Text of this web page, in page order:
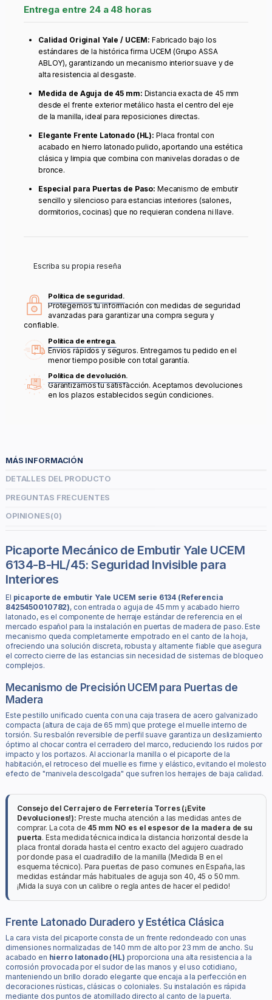
Entrega entre 24 a 48 horas
Calidad Original Yale / UCEM: Fabricado bajo los
estándares de la histórica firma UCEM (Grupo ASSA
ABLOY), garantizando un mecanismo interior suave y de
alta resistencia al desgaste.
Medida de Aguja de 45 mm: Distancia exacta de 45 mm
desde el frente exterior metálico hasta el centro del eje
de la manilla, ideal para reposiciones directas.
Elegante Frente Latonado (HL): Placa frontal con
acabado en hierro latonado pulido, aportando una estética
clásica y limpia que combina con manivelas doradas o de
bronce.
Especial para Puertas de Paso: Mecanismo de embutir
sencillo y silencioso para estancias interiores (salones,
dormitorios, cocinas) que no requieran condena ni llave.
Escriba su propia reseña
Política de seguridad.
Protegemos tu información con medidas de seguridad
avanzadas para garantizar una compra segura y
confiable.
Política de entrega.
Envíos rápidos y seguros. Entregamos tu pedido en el
menor tiempo posible con total garantía.
Política de devolución.
Garantizamos tu satisfacción. Aceptamos devoluciones
en los plazos establecidos según condiciones.
MÁS INFORMACIÓN
DETALLES DEL PRODUCTO
PREGUNTAS FRECUENTES
OPINIONES(0)
Picaporte Mecánico de Embutir Yale UCEM
6134-B-HL/45: Seguridad Invisible para
Interiores
El picaporte de embutir Yale UCEM serie 6134 (Referencia
8425450010782), con entrada o aguja de 45 mm y acabado hierro
latonado, es el componente de herraje estándar de referencia en el
mercado español para la instalación en puertas de madera de paso. Este
mecanismo queda completamente empotrado en el canto de la hoja,
ofreciendo una solución discreta, robusta y altamente fiable que asegura
el correcto cierre de las estancias sin necesidad de sistemas de bloqueo
complejos.
Mecanismo de Precisión UCEM para Puertas de
Madera
Este pestillo unificado cuenta con una caja trasera de acero galvanizado
compacta (altura de caja de 65 mm) que protege el muelle interno de
torsión. Su resbalón reversible de perfil suave garantiza un deslizamiento
óptimo al chocar contra el cerradero del marco, reduciendo los ruidos por
impacto y los portazos. Al accionar la manilla o el picaporte de la
habitación, el retroceso del muelle es firme y elástico, evitando el molesto
efecto de "manivela descolgada" que sufren los herrajes de baja calidad.
Consejo del Cerrajero de Ferretería Torres (¡Evite
Devoluciones!): Preste mucha atención a las medidas antes de
comprar. La cota de 45 mm NO es el espesor de la madera de su
puerta. Esta medida técnica indica la distancia horizontal desde la
placa frontal dorada hasta el centro exacto del agujero cuadrado
por donde pasa el cuadradillo de la manilla (Medida B en el
esquema técnico). Para puertas de paso comunes en España, las
medidas estándar más habituales de aguja son 40, 45 o 50 mm.
¡Mida la suya con un calibre o regla antes de hacer el pedido!
Frente Latonado Duradero y Estética Clásica
La cara vista del picaporte consta de un frente redondeado con unas
dimensiones normalizadas de 140 mm de alto por 23 mm de ancho. Su
acabado en hierro latonado (HL) proporciona una alta resistencia a la
corrosión provocada por el sudor de las manos y el uso cotidiano,
manteniendo un brillo dorado elegante que encaja a la perfección en
decoraciones rústicas, clásicas o coloniales. Su instalación es rápida
mediante dos puntos de atornillado directo al canto de la puerta.